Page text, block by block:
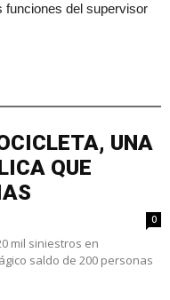
funciones del supervisor
UNA
QUE
0
mil siniestros en
saldo de 200 personas